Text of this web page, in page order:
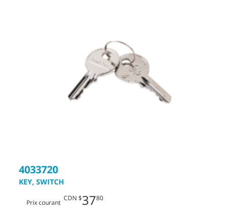
4033720
KEY, SWITCH
Prix courant
CDN $3780